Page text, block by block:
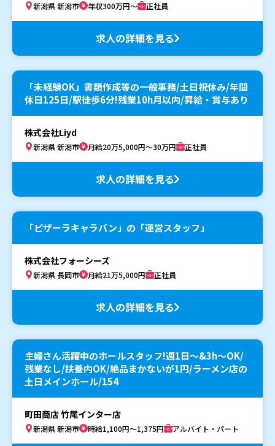
新潟県 新潟市 年収300万円～ 正社員
求人の詳細を見る
「未経験OK」書類作成等の一般事務/土日祝休み/年間
休日125日/駅徒歩6分!残業10h月以内/昇給・賞与あり
株式会社Liyd
新潟県 新潟市 月給20万5,000円～30万円 正社員
求人の詳細を見る
「ピザーラキャラバン」の「運営スタッフ」
株式会社フォーシーズ
新潟県 長岡市 月給21万5,000円 正社員
求人の詳細を見る
主婦さん活躍中のホールスタッフ!週1日～&3h～OK/
残業なし/扶養内OK/絶品まかないが1円/ラーメン店の
土日メインホール/154
町田商店 竹尾インター店
新潟県 新潟市 時給1,100円～1,375円 アルバイト・パート